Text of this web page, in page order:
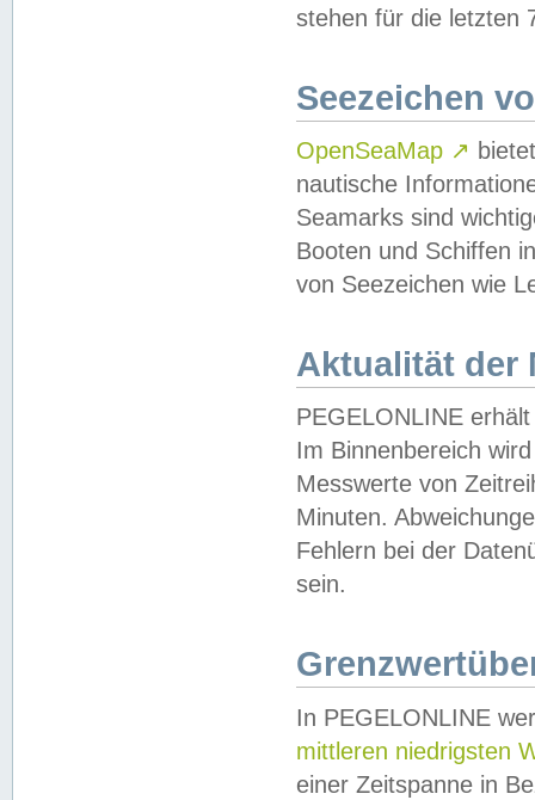
stehen für die letzten
Seezeichen
OpenSeaMap ↗
nautische
Seamarks sind
Booten und Schiffen
von Seezeichen wie
Aktualität der
PEGELONLINE
Im Binnenbereich
Messwerte von
Minuten.
Fehlern bei der
sein.
In PEGELONLINE
mittleren niedrigsten
einer Zeitspanne in